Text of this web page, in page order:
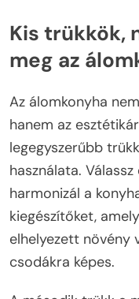
Kis trükkök,
meg az
Az álomkonyha
hanem az
legegyszerűbb
használata.
harmonizál a
kiegészítőket,
elhelyezett növény
csodákra képes.